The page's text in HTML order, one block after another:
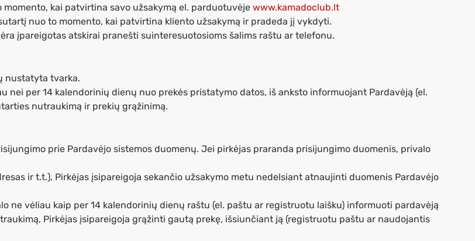
kai patvirtina savo užsakymą el. parduotuvėje www.kamadoclub.lt
nuo to momento, kai patvirtina kliento užsakymą ir pradeda jį vykdyti.
įpareigotas atskirai pranešti suinteresuotosioms šalims raštu ar telefonu.
nustatyta tvarka.
per 14 kalendorinių dienų nuo prekės pristatymo datos, iš anksto informuojant Pardavėją (el.
nutraukimą ir prekių grąžinimą.
prie Pardavėjo sistemos duomenų. Jei pirkėjas praranda prisijungimo duomenis, privalo
ir t.t.), Pirkėjas įsipareigoja sekančio užsakymo metu nedelsiant atnaujinti duomenis Pardavėjo
ne vėliau kaip per 14 kalendorinių dienų raštu (el. paštu ar registruotu laišku) informuoti pardavėją
Pirkėjas įsipareigoja grąžinti gautą prekę, išsiunčiant ją (registruotu paštu ar naudojantis